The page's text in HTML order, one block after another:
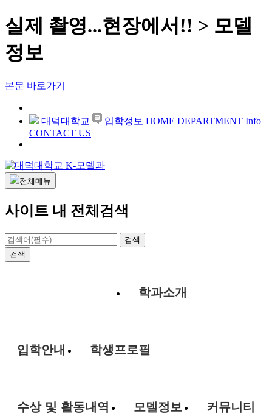
실제 촬영...현장에서!! > 모델
정보
본문 바로가기
대덕대학교 입학정보 HOME DEPARTMENT Info
CONTACT US
전체메뉴
사이트 내 전체검색
검색
검색
학과소개
입학안내 학생프로필
수상 및 활동내역 모델정보 커뮤니티